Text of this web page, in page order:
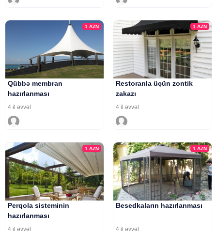
1AZN
Qübbə membran
hazırlanması
4 il əvvəl
1 AZN
Restoranla üçün zontik
zakazı
4 il əvvəl
1AZN
Perqola sisteminin
hazırlanması
4 il əvvəl
1 AZN
Besedkaların hazırlanması
4 il əvvəl